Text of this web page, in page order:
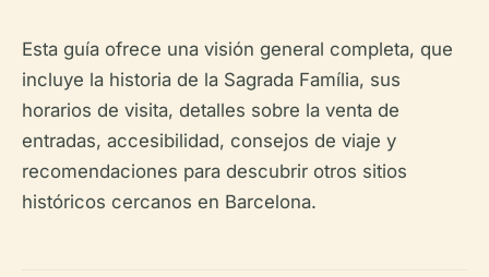
Esta guía ofrece una visión general completa, que
incluye la historia de la Sagrada Família, sus
horarios de visita, detalles sobre la venta de
entradas, accesibilidad, consejos de viaje y
recomendaciones para descubrir otros sitios
históricos cercanos en Barcelona.